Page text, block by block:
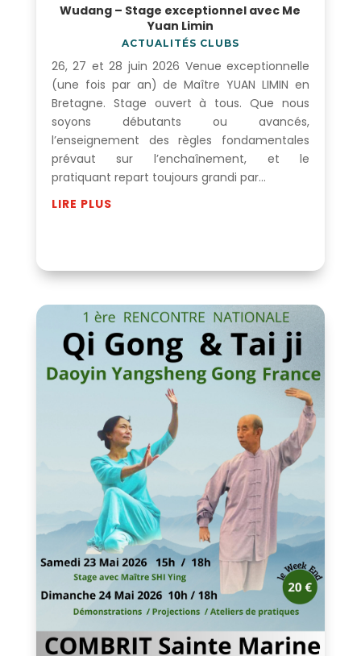
Wudang – Stage exceptionnel avec Me
Yuan Limin
ACTUALITÉS CLUBS
26, 27 et 28 juin 2026 Venue exceptionnelle
(une fois par an) de Maître YUAN LIMIN en
Bretagne. Stage ouvert à tous. Que nous
soyons débutants ou avancés,
l’enseignement des règles fondamentales
prévaut sur l’enchaînement, et le
pratiquant repart toujours grandi par...
LIRE PLUS